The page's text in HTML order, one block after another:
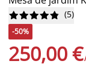





 (5)
-50%
250,00 €